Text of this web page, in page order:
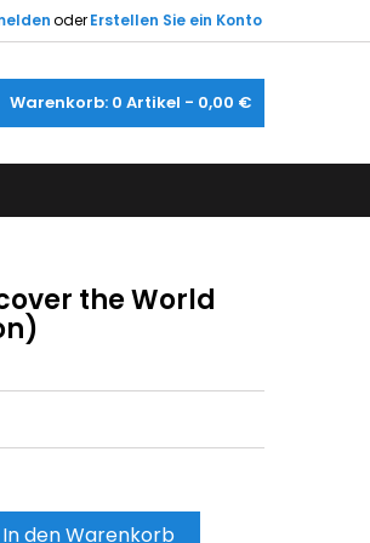
oderErstellen Sie ein Konto
Warenkorb 0 Artikel - 0,00 €
the World
In den Warenkorb